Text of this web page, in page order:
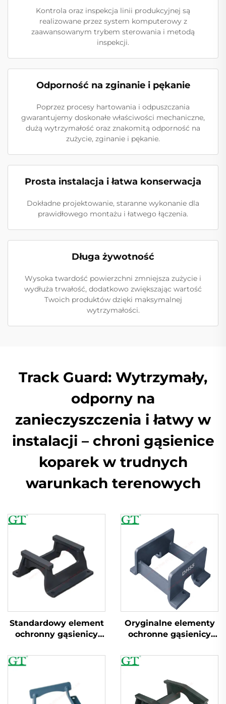
Kontrola oraz inspekcja linii produkcyjnej są
realizowane przez system komputerowy z
zaawansowanym trybem sterowania i metodą
inspekcji.
Odporność na zginanie i pękanie
Poprzez procesy hartowania i odpuszczania
gwarantujemy doskonałe właściwości mechaniczne,
dużą wytrzymałość oraz znakomitą odporność na
zużycie, zginanie i pękanie.
Prosta instalacja i łatwa konserwacja
Dokładne projektowanie, staranne wykonanie dla
prawidłowego montażu i łatwego łączenia.
Długa żywotność
Wysoka twardość powierzchni zmniejsza zużycie i
wydłuża trwałość, dodatkowo zwiększając wartość
Twoich produktów dzięki maksymalnej
wytrzymałości.
Track Guard: Wytrzymały,
odporny na
zanieczyszczenia i łatwy w
instalacji – chroni gąsienice
koparek w trudnych
warunkach terenowych
Standardowy element
ochronny gąsienicy
ekskawatora
Oryginalne elementy
ochronne gąsienicy
DH220/SK350/R200